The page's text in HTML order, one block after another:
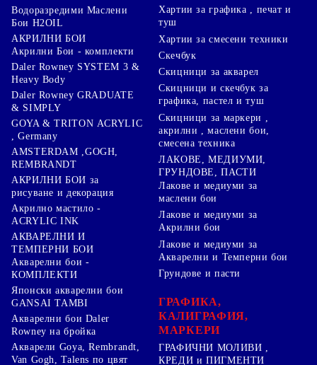
Водоразредими Маслени
Бои H2OIL
АКРИЛНИ БОИ
Акрилни Бои - комплекти
Daler Rowney SYSTEM 3 &
Heavy Body
Daler Rowney GRADUATE
& SIMPLY
GOYA & TRITON АCRYLIC
, Germany
AMSTERDAM ,GOGH,
REMBRANDT
АКРИЛНИ БОИ за
рисуване и декорация
Акрилно мастило -
ACRYLIC INK
АКВАРЕЛНИ И
ТЕМПЕРНИ БОИ
Акварелни бои -
КОМПЛЕКТИ
Японски акварелни бои
GANSAI TAMBI
Акварелни бои Daler
Rowney на бройка
Акварели Goya, Rembrandt,
Van Gogh, Talens по цвят
Хартии за графика , печат и
туш
Хартии за смесени техники
Скечбук
Скицници за акварел
Скицници и скечбук за
графика, пастел и туш
Скицници за маркери ,
акрилни , маслени бои,
смесена техника
ЛАКОВЕ, МЕДИУМИ,
ГРУНДОВЕ, ПАСТИ
Лакове и медиуми за
маслени бои
Лакове и медиуми за
Акрилни бои
Лакове и медиуми за
Акварелни и Темперни бои
Грундове и пасти
ГРАФИКА,
КАЛИГРАФИЯ,
МАРКЕРИ
ГРАФИЧНИ МОЛИВИ ,
КРЕДИ и ПИГМЕНТИ